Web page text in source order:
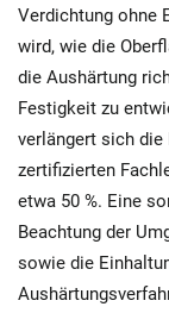
Verdichtung ohne
wird, wie die
die Aushärtung
Festigkeit zu
verlängert sich die
zertifizierten
etwa 50 %. Eine
Beachtung der
sowie die